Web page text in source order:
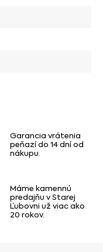
Garancia vrátenia
peňazí do 14 dní od
nákupu.
Máme kamennú
predajňu v Starej
Ľubovni už viac ako
20 rokov.